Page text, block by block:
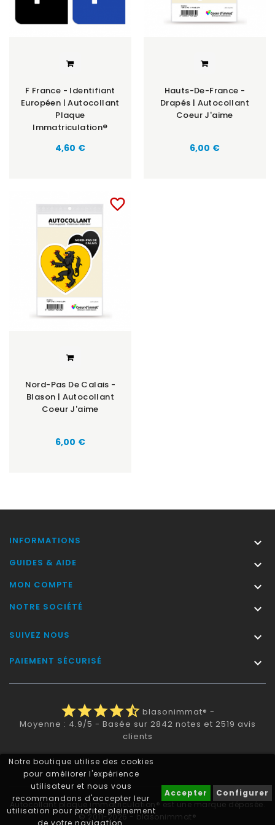
Notre boutique utilise des cookies
pour améliorer l'expérience
utilisateur et nous vous
recommandons d'accepter leur
utilisation pour profiter pleinement
de votre navigation.
Accepter Configurer
F France - Identifiant
Européen | Autocollant
Plaque
Immatriculation®
Prix
4,60 €
Hauts-De-France -
Drapés | Autocollant
Coeur J'aime
Prix
6,00 €
favorite_border
Nord-Pas De Calais -
Blason | Autocollant
Coeur J'aime
Prix
6,00 €
INFORMATIONS 
GUIDES & AIDE 
MON COMPTE 
NOTRE SOCIÉTÉ 
SUIVEZ NOUS 
PAIEMENT SÉCURISÉ 
starstarstarstarstar_half blasonimmat® -
Moyenne : 4.9/5 - Basée sur 2842 notes et 2519 avis
clients
Autocollant plaque immatriculation® est une marque déposée.
© 2011-2026 - blasonimmat®